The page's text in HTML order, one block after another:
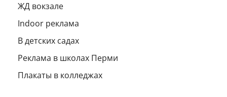
ЖД вокзале
Indoor реклама
В детских садах
Реклама в школах Перми
Плакаты в колледжах